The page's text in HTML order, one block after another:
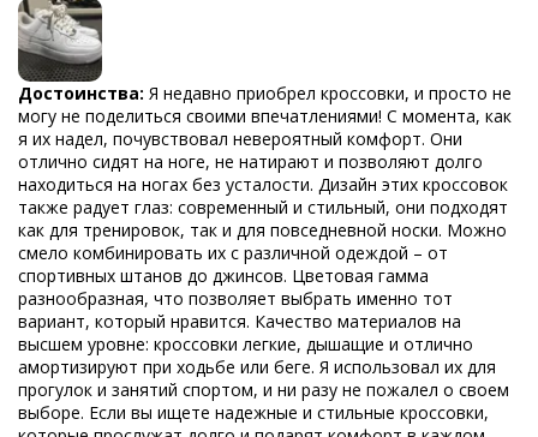
Достоинства: Я недавно приобрел кроссовки, и просто не
могу не поделиться своими впечатлениями! С момента, как
я их надел, почувствовал невероятный комфорт. Они
отлично сидят на ноге, не натирают и позволяют долго
находиться на ногах без усталости. Дизайн этих кроссовок
также радует глаз: современный и стильный, они подходят
как для тренировок, так и для повседневной носки. Можно
смело комбинировать их с различной одеждой – от
спортивных штанов до джинсов. Цветовая гамма
разнообразная, что позволяет выбрать именно тот
вариант, который нравится. Качество материалов на
высшем уровне: кроссовки легкие, дышащие и отлично
амортизируют при ходьбе или беге. Я использовал их для
прогулок и занятий спортом, и ни разу не пожалел о своем
выборе. Если вы ищете надежные и стильные кроссовки,